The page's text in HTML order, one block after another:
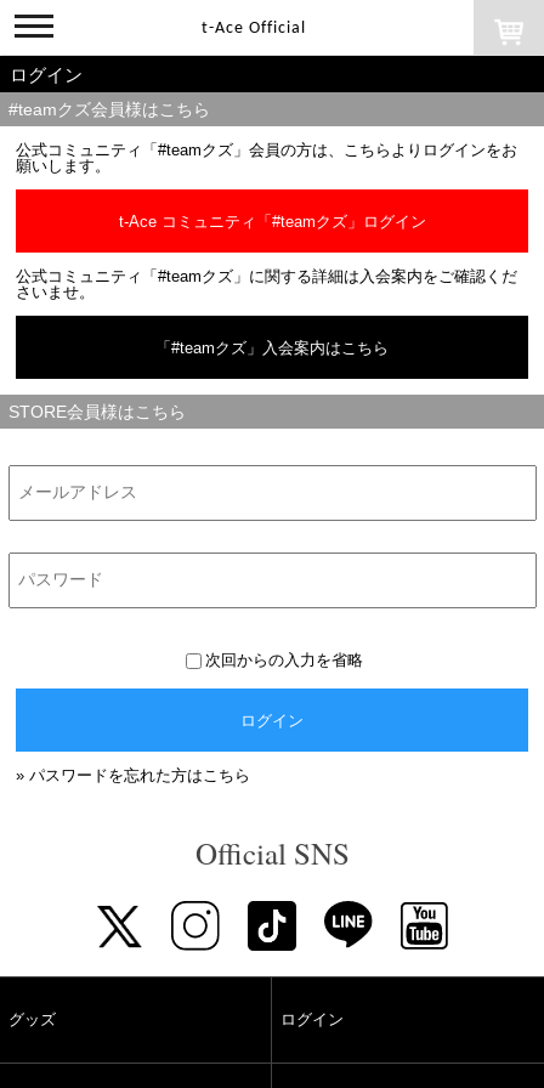
toggle
navigation
t-Ace Official
ログイン
#teamクズ会員様はこちら
公式コミュニティ「#teamクズ」会員の方は、こちらよりログインをお
願いします。
t-Ace コミュニティ「#teamクズ」ログイン
公式コミュニティ「#teamクズ」に関する詳細は入会案内をご確認くだ
さいませ。
「#teamクズ」入会案内はこちら
STORE会員様はこちら
次回からの入力を省略
ログイン
» パスワードを忘れた方はこちら
Official SNS
グッズ ログイン